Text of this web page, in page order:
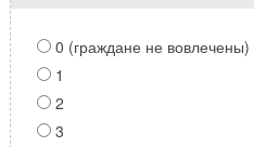
0 (граждане не вовлечены)
1
2
3